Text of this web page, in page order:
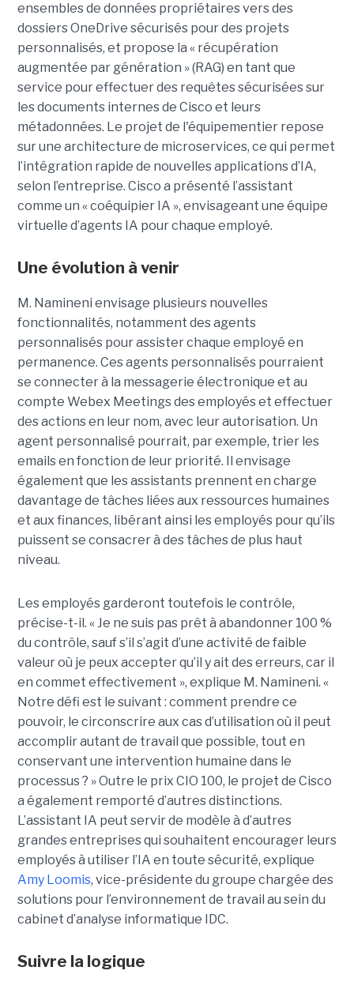
ensembles de données propriétaires vers des
dossiers OneDrive sécurisés pour des projets
personnalisés, et propose la « récupération
augmentée par génération » (RAG) en tant que
service pour effectuer des requêtes sécurisées sur
les documents internes de Cisco et leurs
métadonnées. Le projet de l'équipementier repose
sur une architecture de microservices, ce qui permet
l’intégration rapide de nouvelles applications d’IA,
selon l’entreprise. Cisco a présenté l’assistant
comme un « coéquipier IA », envisageant une équipe
virtuelle d’agents IA pour chaque employé.
Une évolution à venir
M. Namineni envisage plusieurs nouvelles
fonctionnalités, notamment des agents
personnalisés pour assister chaque employé en
permanence. Ces agents personnalisés pourraient
se connecter à la messagerie électronique et au
compte Webex Meetings des employés et effectuer
des actions en leur nom, avec leur autorisation. Un
agent personnalisé pourrait, par exemple, trier les
emails en fonction de leur priorité. Il envisage
également que les assistants prennent en charge
davantage de tâches liées aux ressources humaines
et aux finances, libérant ainsi les employés pour qu’ils
puissent se consacrer à des tâches de plus haut
niveau.
Les employés garderont toutefois le contrôle,
précise-t-il. « Je ne suis pas prêt à abandonner 100 %
du contrôle, sauf s’il s’agit d’une activité de faible
valeur où je peux accepter qu’il y ait des erreurs, car il
en commet effectivement », explique M. Namineni. «
Notre défi est le suivant : comment prendre ce
pouvoir, le circonscrire aux cas d’utilisation où il peut
accomplir autant de travail que possible, tout en
conservant une intervention humaine dans le
processus ? »Outre le prix CIO 100, le projet de Cisco
a également remporté d’autres distinctions.
L’assistant IA peut servir de modèle à d’autres
grandes entreprises qui souhaitent encourager leurs
employés à utiliser l’IA en toute sécurité, explique
Amy Loomis, vice-présidente du groupe chargée des
solutions pour l’environnement de travail au sein du
cabinet d’analyse informatique IDC.
Suivre la logique